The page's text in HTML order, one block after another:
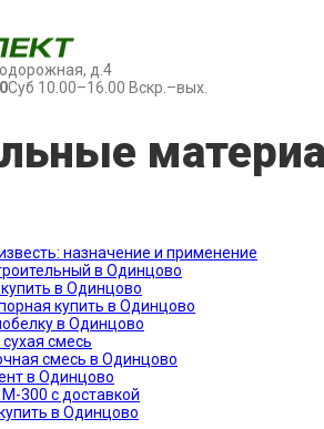
д.4
Суб 10.00–16.00 Вскр.–вых.
назначение и применение
в Одинцово
в Одинцово
купить в Одинцово
в Одинцово
смесь
смесь в Одинцово
в Одинцово
300 с доставкой
в Одинцово